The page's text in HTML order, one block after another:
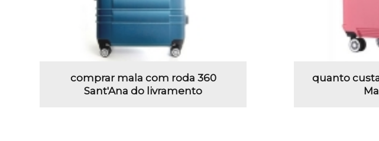
comprar mala com roda 360
Sant'Ana do livramento
quanto